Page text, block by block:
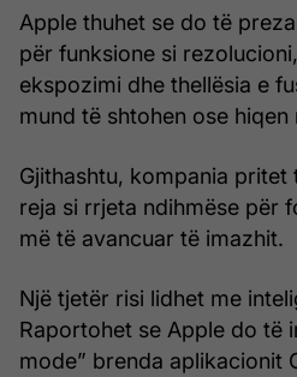
Apple thuhet se do të
për funksione si
ekspozimi dhe thellësia e
mund të shtohen ose
Gjithashtu, kompania pritet
reja si rrjeta ndihmëse për
më të avancuar të imazhit.
Një tjetër risi lidhet me
Raportohet se Apple do të
mode” brenda aplikacionit